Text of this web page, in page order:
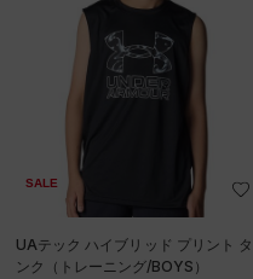
SALE
UAテック ハイブリッド プリント タ
ンク（トレーニング/BOYS）